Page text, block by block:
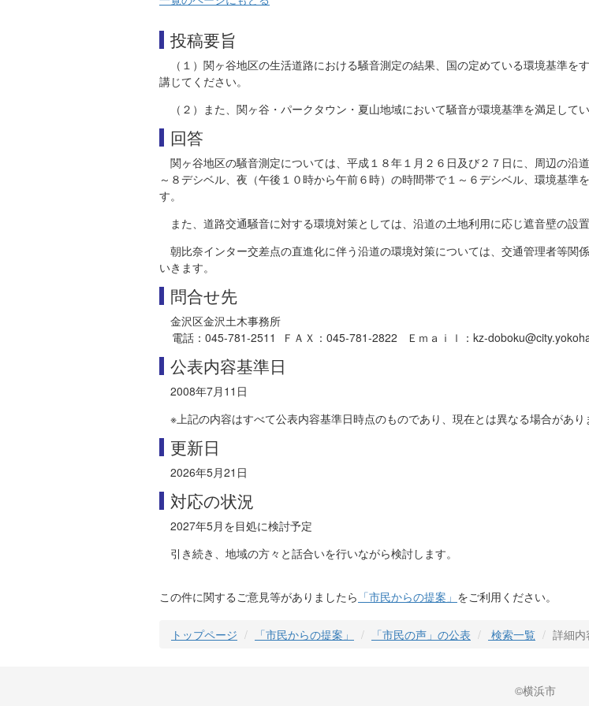
投稿要旨
（１）関ヶ谷地区の生活道路における騒音測定の結果、国の定めている環境基準
講じてください。
（２）また、関ヶ谷・パークタウン・夏山地域において騒音が環境基準を満足して
回答
関ヶ谷地区の騒音測定については、平成１８年１月２６日及び２７日に、周辺の沿
～８デシベル、夜（午後１０時から午前６時）の時間帯で１～６デシベル、環境基準
す。
また、道路交通騒音に対する環境対策としては、沿道の土地利用に応じ遮音壁の設
朝比奈インター交差点の直進化に伴う沿道の環境対策については、交通管理者等関
いきます。
問合せ先
金沢区金沢土木事務所
電話：045-781-2511 ＦＡＸ：045-781-2822 Ｅｍａｉｌ：kz-
公表内容基準日
2008年7月11日
※上記の内容はすべて公表内容基準日時点のものであり、現在とは異なる場合があり
更新日
2026年5月21日
対応の状況
2027年5月を目処に検討予定
引き続き、地域の方々と話合いを行いながら検討します。
この件に関するご意見等がありましたら 「市民からの提案」 をご利用ください。
トップページ 「市民からの提案」 「市民の声」の公表 検索一覧 詳細内
©横浜市